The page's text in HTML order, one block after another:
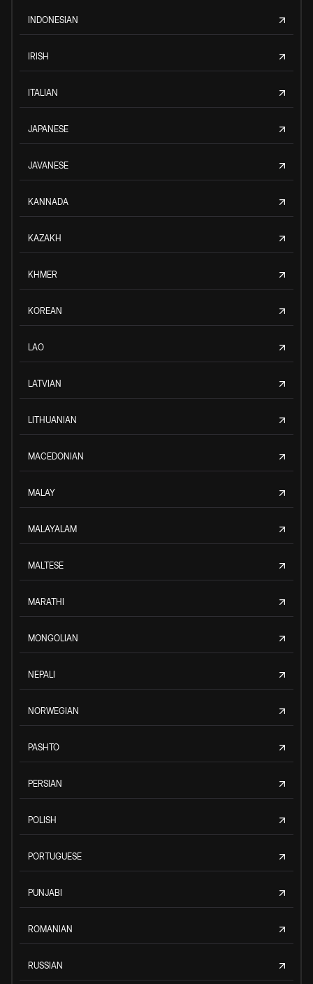
INDONESIAN
IRISH
ITALIAN
JAPANESE
JAVANESE
KANNADA
KAZAKH
KHMER
KOREAN
LAO
LATVIAN
LITHUANIAN
MACEDONIAN
MALAY
MALAYALAM
MALTESE
MARATHI
MONGOLIAN
NEPALI
NORWEGIAN
PASHTO
PERSIAN
POLISH
PORTUGUESE
PUNJABI
ROMANIAN
RUSSIAN